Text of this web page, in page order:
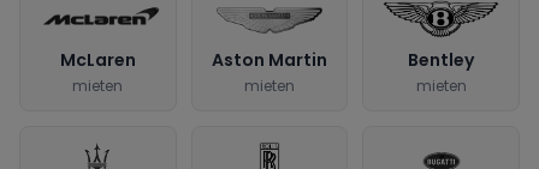
McLaren
mieten
Aston Martin
mieten
Bentley
mieten